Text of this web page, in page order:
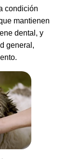
condición
mantienen
dental, y
general,